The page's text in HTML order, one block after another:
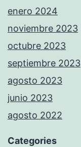
enero 2024
noviembre 2023
octubre 2023
septiembre 2023
agosto 2023
junio 2023
agosto 2022
Categories